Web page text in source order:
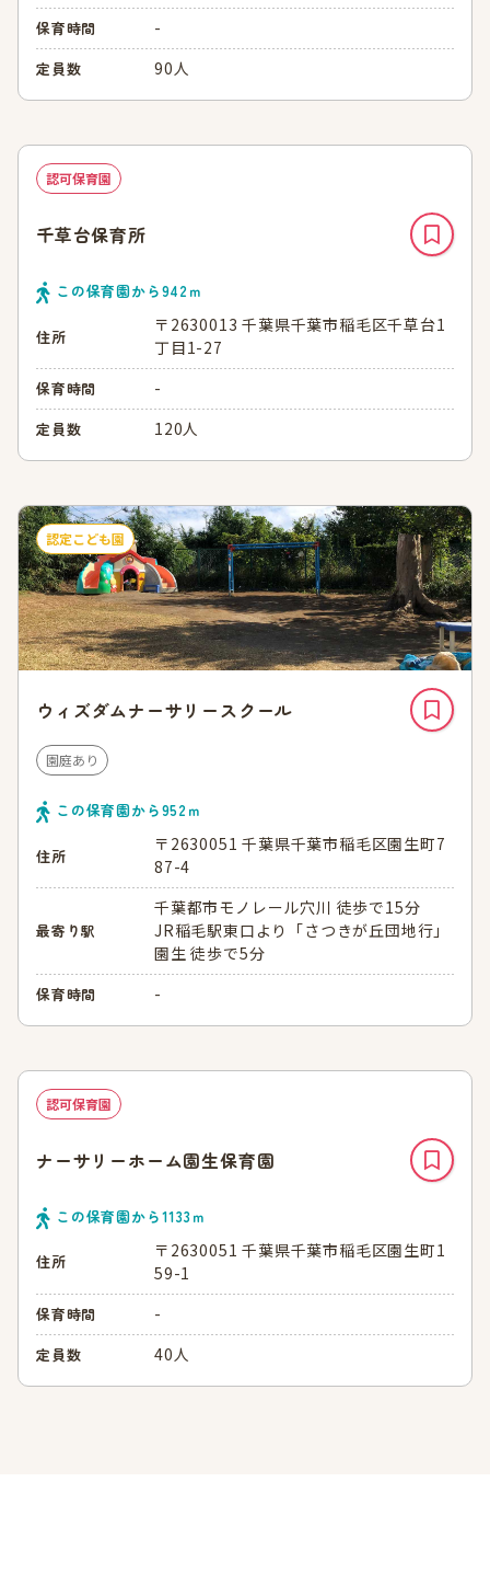
保育時間 -
定員数 90人
認可保育園
千草台保育所
この保育園から942ｍ
住所
〒2630013 千葉県千葉市稲毛区千草台1
丁目1-27
保育時間 -
定員数 120人
認定こども園
ウィズダムナーサリースクール
園庭あり
この保育園から952ｍ
住所
〒2630051 千葉県千葉市稲毛区園生町7
87-4
最寄り駅
千葉都市モノレール穴川 徒歩で15分
JR稲毛駅東口より「さつきが丘団地行」
園生 徒歩で5分
保育時間 -
認可保育園
ナーサリーホーム園生保育園
この保育園から1133ｍ
住所
〒2630051 千葉県千葉市稲毛区園生町1
59-1
保育時間 -
定員数 40人